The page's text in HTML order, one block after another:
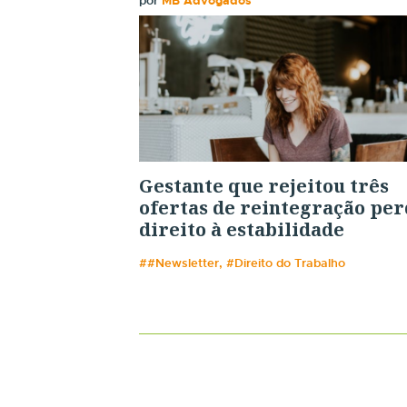
Gestante que rejeitou três
ofertas de reintegração
direito à estabilidade
##Newsletter, #Direito do Trabalho